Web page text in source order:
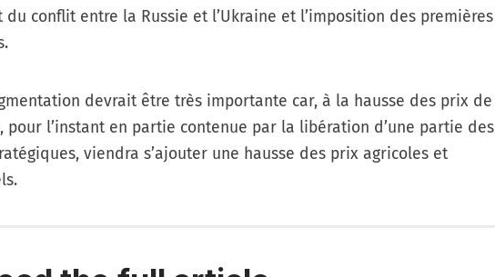
du conflit entre la Russie et l’Ukraine et l’imposition des premières
devrait être très importante car, à la hausse des prix de
pour l’instant en partie contenue par la libération d’une partie des
viendra s’ajouter une hausse des prix agricoles et